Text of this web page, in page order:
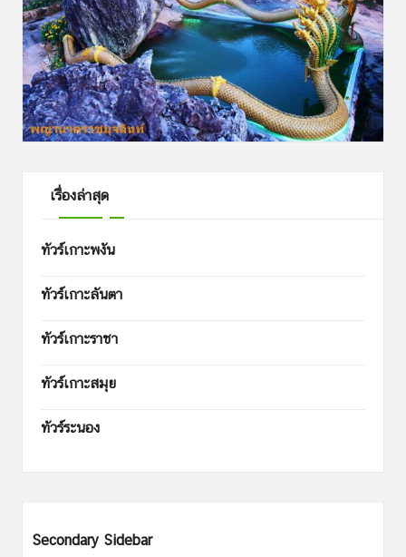
เรื่องล่าสุด
ทัวร์เกาะพงัน
ทัวร์เกาะลันตา
ทัวร์เกาะราชา
ทัวร์เกาะสมุย
ทัวร์ระนอง
Secondary Sidebar